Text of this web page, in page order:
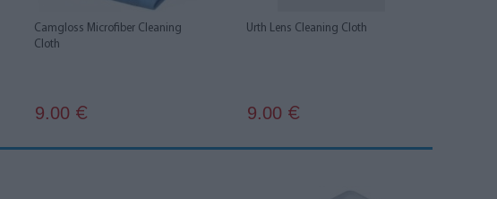
Camgloss Microfiber Cleaning
Cloth
9.00 €
Urth Lens Cleaning Cloth
9.00 €